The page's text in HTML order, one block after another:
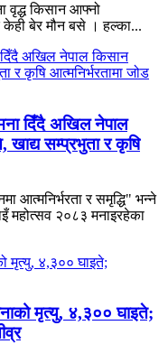
वृद्ध किसान आफ्नो
बेर मौन बसे । हल्का...
दिँदै अखिल नेपाल
खाद्य सम्प्रभुता र कृषि
आत्मनिर्भरता र समृद्धि" भन्ने
महोत्सव २०८३ मनाइरहेका
मृत्यु, ४,३०० घाइते;